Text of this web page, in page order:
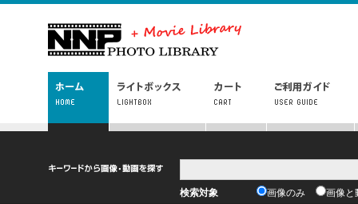
検索対象 画像のみ 画像と